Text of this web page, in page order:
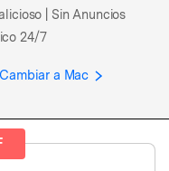
| Sin Anuncios
24/7
Cambiar a Mac